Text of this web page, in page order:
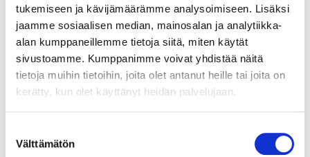
tukemiseen ja kävijämäärämme analysoimiseen. Lisäksi
jaamme sosiaalisen median, mainosalan ja analytiikka-
alan kumppaneillemme tietoja siitä, miten käytät
sivustoamme. Kumppanimme voivat yhdistää näitä
tietoja muihin tietoihin, joita olet antanut heille tai joita on
kerätty, kun olet käyttänyt heidän palvelujaan.
valinta
Välttämätön
26.5.-23.8.2026
Anytime-liput
Tuote Hintaryhmä Ostohinta
Anytime kuukausi